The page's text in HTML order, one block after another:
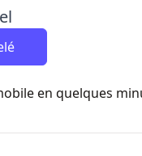
en quelques